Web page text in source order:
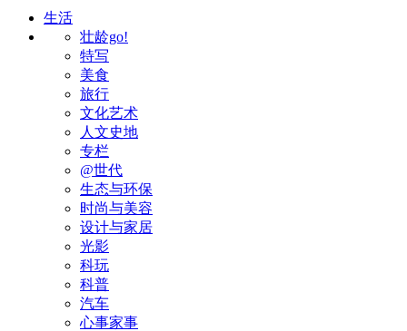
生活
壮龄go!
特写
美食
旅行
文化艺术
人文史地
专栏
@世代
生态与环保
时尚与美容
设计与家居
光影
科玩
科普
汽车
心事家事